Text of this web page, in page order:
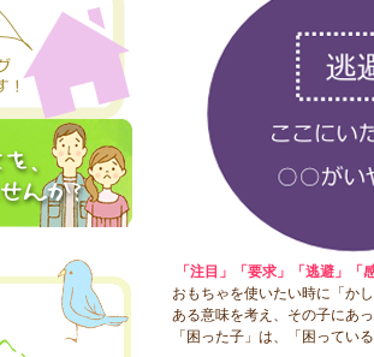
「注目」「要求」「逃避」「
おもちゃを使いたい時に「か
ある意味を考え、その子にあ
「困った子」は、「困ってい